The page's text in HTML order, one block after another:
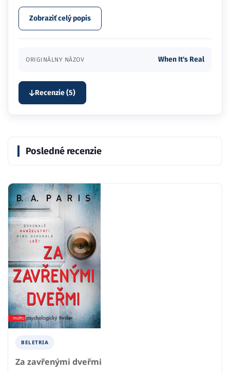
Zobraziť celý popis
ORIGINÁLNY NÁZOV When It's Real
Recenzie (5)
Posledné recenzie
BELETRIA
Za zavřenými dveřmi